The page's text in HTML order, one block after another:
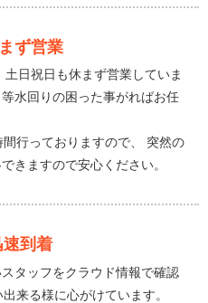
ず営業
日祝日も休まず営業していま
水回りの困った事がればお任
間行っておりますので、 突然の
きますので安心ください。
到着
タッフをクラウド情報で確認
来る様に心がけています。